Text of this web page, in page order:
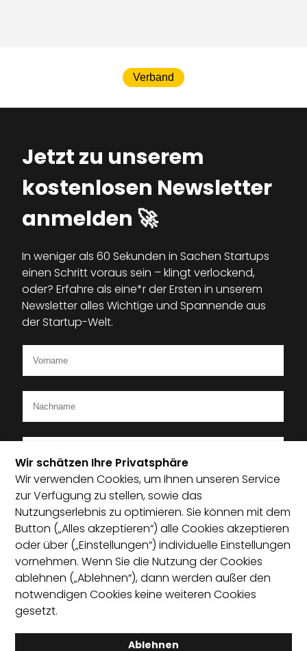
Verband
Jetzt zu unserem
kostenlosen Newsletter
anmelden 🚀
In weniger als 60 Sekunden in Sachen Startups
einen Schritt voraus sein – klingt verlockend,
oder? Erfahre als eine*r der Ersten in unserem
Newsletter alles Wichtige und Spannende aus
der Startup-Welt.
Ich bin Mitglied im Startup-Verband
Ich habe die Datenschutzerklärung zur Kenntnis
genommen und bin damit einverstanden, dass die von
mir angegebenen Daten elektronisch erhoben und
gespeichert werden. Mit dem Absenden erkläre ich mich
mit der Verarbeitung einverstanden.
Wir schätzen Ihre Privatsphäre
Wir verwenden Cookies, um Ihnen unseren Service
zur Verfügung zu stellen, sowie das
Nutzungserlebnis zu optimieren. Sie können mit dem
Button („Alles akzeptieren“) alle Cookies akzeptieren
oder über („Einstellungen“) individuelle Einstellungen
vornehmen. Wenn Sie die Nutzung der Cookies
ablehnen („Ablehnen“), dann werden außer den
notwendigen Cookies keine weiteren Cookies
gesetzt.
Ablehnen